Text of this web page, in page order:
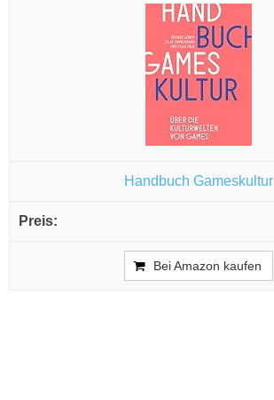
Handbuch Gameskultur
Bei Amazon kaufen